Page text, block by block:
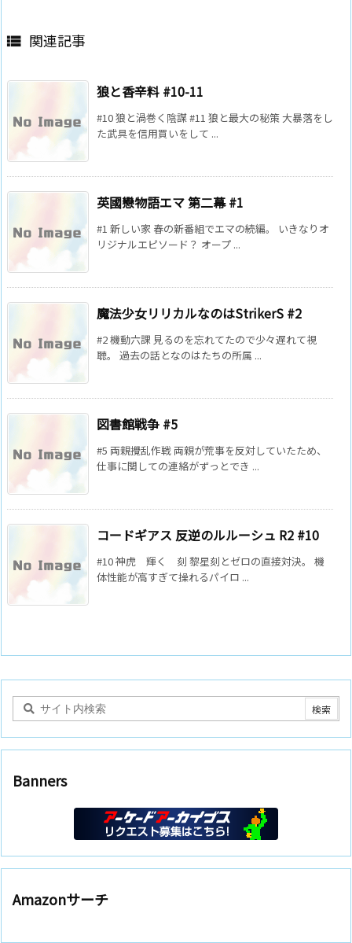
 関連記事
狼と香辛料 #10-11
#10 狼と渦巻く陰謀 #11 狼と最大の秘策 大暴落をし
た武具を信用買いをして ...
英國戀物語エマ 第二幕 #1
#1 新しい家 春の新番組でエマの続編。 いきなりオ
リジナルエピソード？ オープ ...
魔法少女リリカルなのはStrikerS #2
#2 機動六課 見るのを忘れてたので少々遅れて視
聴。 過去の話となのはたちの所属 ...
図書館戦争 #5
#5 両親攪乱作戦 両親が荒事を反対していたため、
仕事に関しての連絡がずっとでき ...
コードギアス 反逆のルルーシュ R2 #10
#10 神虎 輝く 刻 黎星刻とゼロの直接対決。 機
体性能が高すぎて操れるパイロ ...
Banners
Amazonサーチ